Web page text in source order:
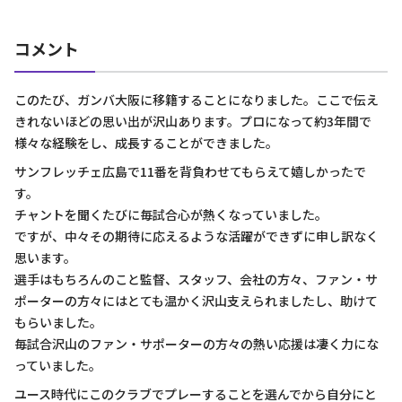
コメント
このたび、ガンバ大阪に移籍することになりました。ここで伝え
きれないほどの思い出が沢山あります。プロになって約3年間で
様々な経験をし、成長することができました。
サンフレッチェ広島で11番を背負わせてもらえて嬉しかったで
す。
チャントを聞くたびに毎試合心が熱くなっていました。
ですが、中々その期待に応えるような活躍ができずに申し訳なく
思います。
選手はもちろんのこと監督、スタッフ、会社の方々、ファン・サ
ポーターの方々にはとても温かく沢山支えられましたし、助けて
もらいました。
毎試合沢山のファン・サポーターの方々の熱い応援は凄く力にな
っていました。
ユース時代にこのクラブでプレーすることを選んでから自分にと